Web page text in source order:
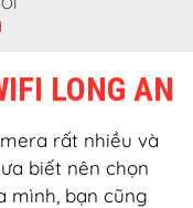
LONG AN
rất nhiều và
biết nên chọn
mình, bạn cũng